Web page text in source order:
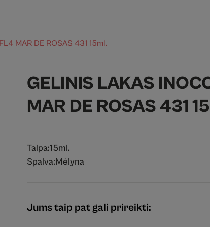
MAR DE ROSAS 431 15ml.
GELINIS LAKAS
MAR DE ROSAS 431
Talpa:15ml.
Spalva:Mėlyna
Jums taip pat gali prireikti: